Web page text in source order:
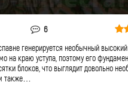
6
генерируется необычный высокий
на краю уступа, поэтому его
блоков, что выглядит довольно
также…